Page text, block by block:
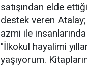
satışından elde
destek veren
azmi ile
"İlkokul hayalimi
yaşıyorum.